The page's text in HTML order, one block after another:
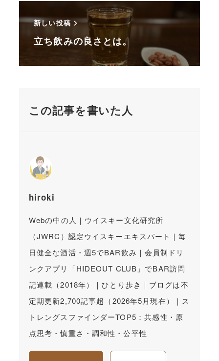
新しい投稿
立ち飲みの良さとは。
この記事を書いた人
hiroki
Webの中の人｜ウイスキー文化研究所
（JWRC）認定ウイスキーエキスパート｜毎
日健全な酒活・週5でBAR飲み｜会員制ドリ
ンクアプリ「HIDEOUT CLUB」でBAR訪問
記連載（2018年）｜ひとり歩き｜ブログは不
定期更新2,700記事超（2026年5月現在）｜ス
トレングスファインダーTOP5：共感性・原
点思考・慎重さ・調和性・公平性